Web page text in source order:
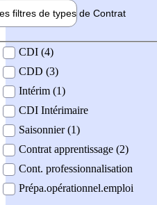
filtres de types de Contrat
contrat
CDI (4)
CDD (3)
Intérim (1)
CDI Intérimaire
Saisonnier (1)
Contrat apprentissage (2)
Cont. professionnalisation
Prépa.opérationnel.emploi